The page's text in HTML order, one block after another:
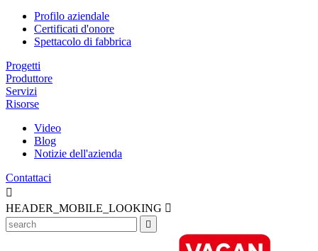
Profilo aziendale
Certificati d'onore
Spettacolo di fabbrica
Progetti
Produttore
Servizi
Risorse
Video
Blog
Notizie dell'azienda
Contattaci

HEADER_MOBILE_LOOKING 
